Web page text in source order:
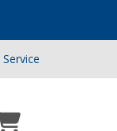
Service